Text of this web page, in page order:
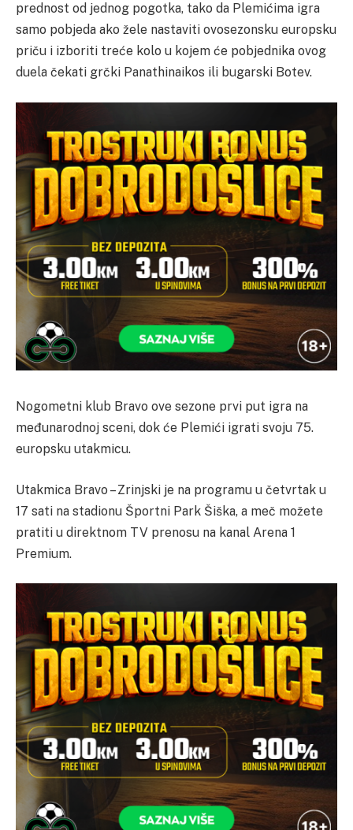
prednost od jednog pogotka, tako da Plemićima igra
samo pobjeda ako žele nastaviti ovosezonsku europsku
priču i izboriti treće kolo u kojem će pobjednika ovog
duela čekati grčki Panathinaikos ili bugarski Botev.
Nogometni klub Bravo ove sezone prvi put igra na
međunarodnoj sceni, dok će Plemići igrati svoju 75.
europsku utakmicu.
Utakmica Bravo – Zrinjski je na programu u četvrtak u
17 sati na stadionu Športni Park Šiška, a meč možete
pratiti u direktnom TV prenosu na kanal Arena 1
Premium.